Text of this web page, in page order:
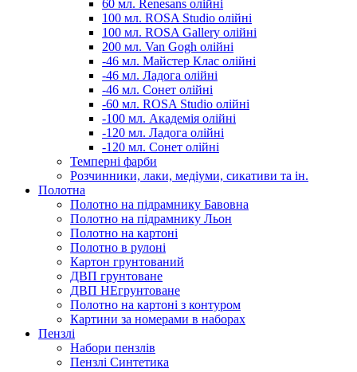
60 мл. Renesans олійні
100 мл. ROSA Studio олійні
100 мл. ROSA Gallery олійні
200 мл. Van Gogh олійні
-46 мл. Майстер Клас олійні
-46 мл. Ладога олійні
-46 мл. Сонет олійні
-60 мл. ROSA Studio олійні
-100 мл. Академія олійні
-120 мл. Ладога олійні
-120 мл. Сонет олійні
Темперні фарби
Розчинники, лаки, медіуми, сикативи та ін.
Полотна
Полотно на підрамнику Бавовна
Полотно на підрамнику Льон
Полотно на картоні
Полотно в рулоні
Картон грунтований
ДВП грунтоване
ДВП НЕгрунтоване
Полотно на картоні з контуром
Картини за номерами в наборах
Пензлі
Набори пензлів
Пензлі Синтетика